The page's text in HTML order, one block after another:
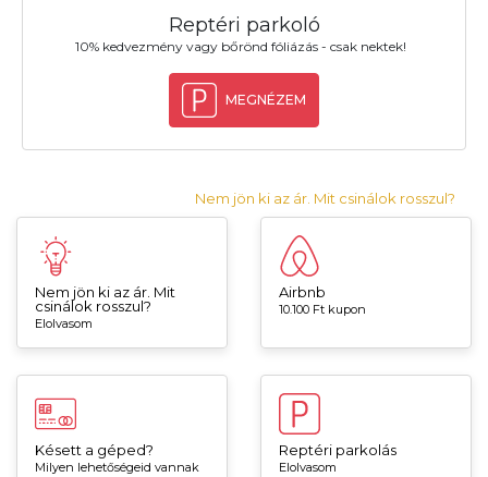
Reptéri parkoló
10% kedvezmény vagy bőrönd fóliázás - csak nektek!
MEGNÉZEM
Nem jön ki az ár. Mit csinálok rosszul?
Nem jön ki az ár. Mit
csinálok rosszul?
Elolvasom
Airbnb
10.100 Ft kupon
Késett a géped?
Milyen lehetőségeid vannak
Reptéri parkolás
Elolvasom